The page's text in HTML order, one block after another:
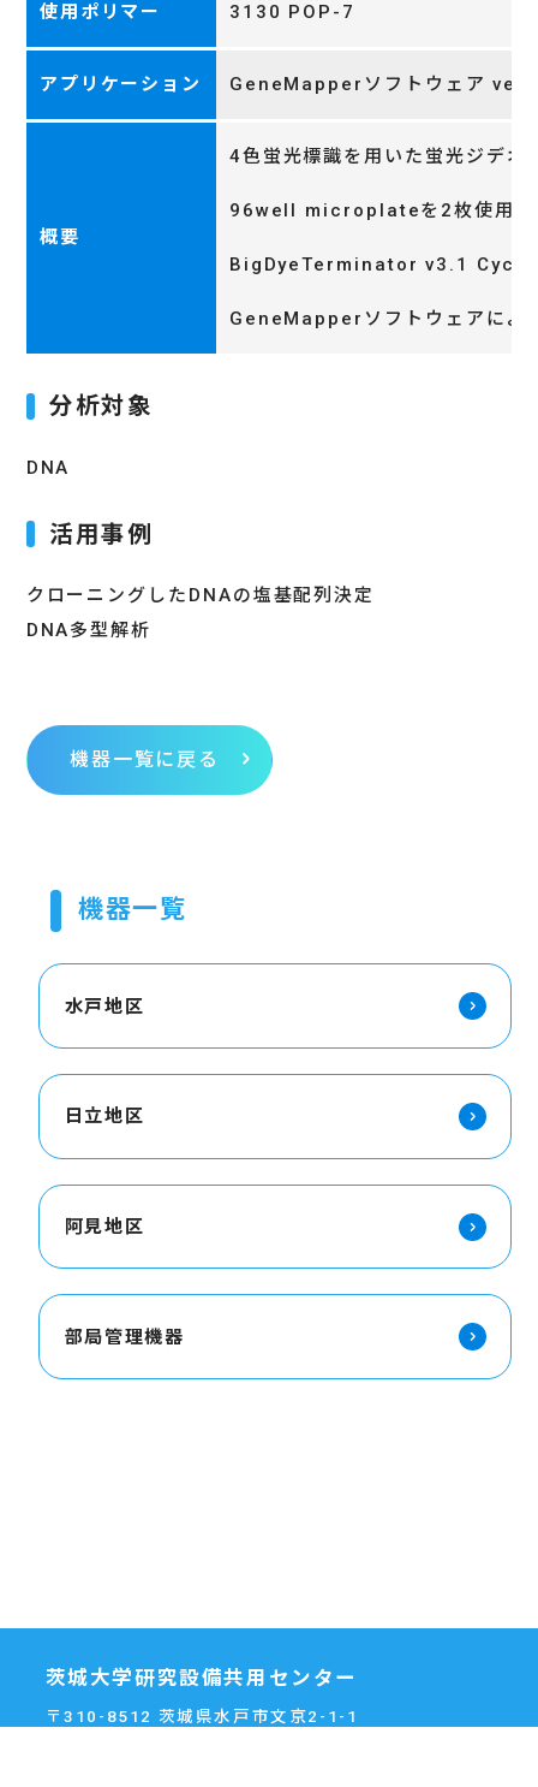
使用ポリマー 3130 POP-7
アプリケーション GeneMapperソフトウェア
概要
4色蛍光標識を用いた蛍光ジデオ
96well microplateを2枚使用し
BigDyeTerminator v3.1
GeneMapperソフトウェアによ
分析対象
DNA
活用事例
クローニングしたDNAの塩基配列決定
DNA多型解析
機器一覧に戻る
機器一覧
水戸地区
日立地区
阿見地区
部局管理機器
茨城大学研究設備共用センター
〒310-8512 茨城県水戸市文京2-1-1